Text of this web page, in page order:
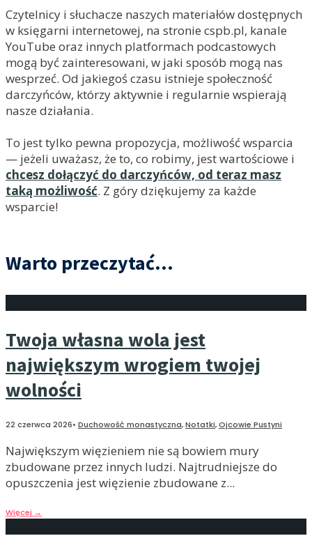
Czytelnicy i słuchacze naszych materiałów dostępnych
w księgarni internetowej, na stronie cspb.pl, kanale
YouTube oraz innych platformach podcastowych
mogą być zainteresowani, w jaki sposób mogą nas
wesprzeć. Od jakiegoś czasu istnieje społeczność
darczyńców, którzy aktywnie i regularnie wspierają
nasze działania.
To jest tylko pewna propozycja, możliwość wsparcia
— jeżeli uważasz, że to, co robimy, jest wartościowe i
chcesz dołączyć do darczyńców, od teraz masz
taką możliwość. Z góry dziękujemy za każde
wsparcie!
Warto przeczytać...
Twoja własna wola jest
największym wrogiem twojej
wolności
22 czerwca 2026• Duchowość monastyczna,Notatki,Ojcowie Pustyni
Największym więzieniem nie są bowiem mury
zbudowane przez innych ludzi. Najtrudniejsze do
opuszczenia jest więzienie zbudowane z...
Więcej →